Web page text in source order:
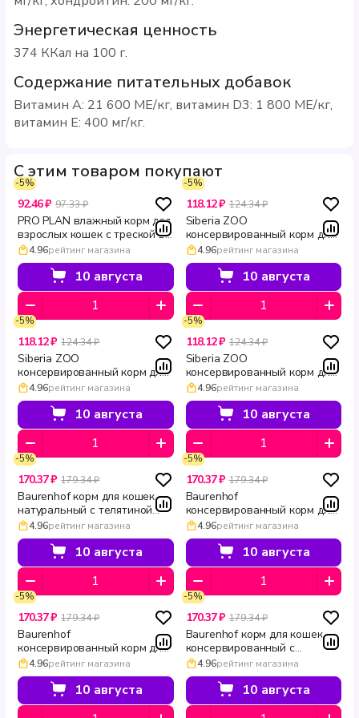
Энергетическая ценность
374 ККал на 100 г.
Содержание питательных добавок
Витамин A: 21 600 МЕ/кг, витамин D3: 1 800 МЕ/кг,
витамин E: 400 мг/кг.
С этим товаром покупают
-5%
92.46 ₽ 97.33 ₽
PRO PLAN влажный корм для
взрослых кошек с треской в
соусе для здоровья кожи и
красоты шерсти DERMA
CARE 85 г
4.96рейтинг магазина
10 августа
-5%
118.12 ₽ 124.34 ₽
Siberia ZOO
консервированный корм для
кошек с кроликом 340 г
4.96рейтинг магазина
10 августа
-5%
118.12 ₽ 124.34 ₽
Siberia ZOO
консервированный корм для
кошек с индейкой 340 г
4.96рейтинг магазина
10 августа
-5%
118.12 ₽ 124.34 ₽
Siberia ZOO
консервированный корм для
кошек с говядиной 340 г
4.96рейтинг магазина
10 августа
-5%
170.37 ₽ 179.34 ₽
Baurenhof корм для кошек
натуральный с телятиной
Natural 340 г
4.96рейтинг магазина
10 августа
-5%
170.37 ₽ 179.34 ₽
Baurenhof
консервированный корм для
кошек с кроликом Natural 340
г
4.96рейтинг магазина
10 августа
-5%
170.37 ₽ 179.34 ₽
Baurenhof
консервированный корм для
кошек с индейкой Natural 340
г
4.96рейтинг магазина
10 августа
-5%
170.37 ₽ 179.34 ₽
Baurenhof корм для кошек
консервированный с
говядиной Natural 340 г
4.96рейтинг магазина
10 августа